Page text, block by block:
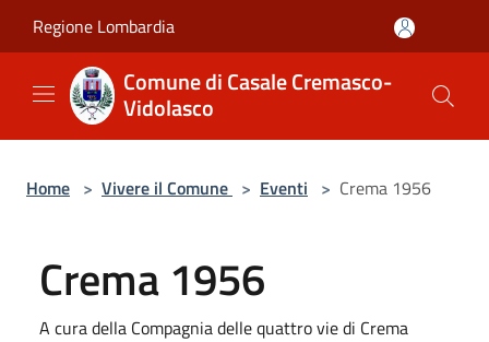
Regione Lombardia
Comune di Casale Cremasco-
Vidolasco
Home > Vivere il Comune > Eventi > Crema 1956
Crema 1956
A cura della Compagnia delle quattro vie di Crema